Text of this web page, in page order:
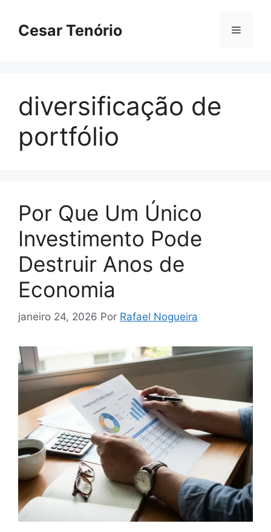
Cesar Tenório Menu
diversificação de
portfólio
Por Que Um Único
Investimento Pode
Destruir Anos de
Economia
janeiro 24, 2026 Por Rafael Nogueira